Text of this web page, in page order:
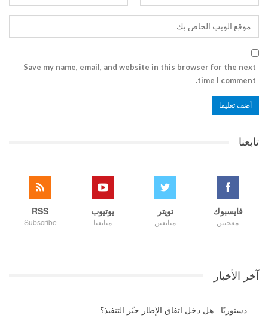
Save my name, email, and website in this browser for the next
time I comment.
تابعنا
فايسبوك
معجبين
تويتر
متابعين
يوتيوب
متابعنا
RSS
Subscribe
آخر الأخبار
دستوريًا.. هل دخل اتفاق الإطار حيّز التنفيذ؟